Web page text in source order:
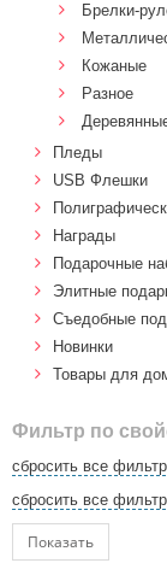
Брелки-
Кожаные
Разное
Пледы
USB Флешки
Награды
Подарочные
Элитные
Cъедобные
Новинки
Товары для
Фильтр по
сбросить все
сбросить все
Показать